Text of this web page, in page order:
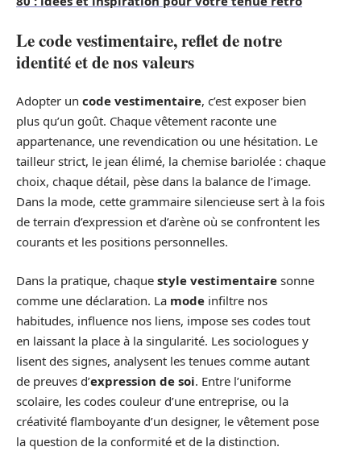
Le code vestimentaire, reflet de notre
identité et de nos valeurs
Adopter un code vestimentaire, c’est exposer bien
plus qu’un goût. Chaque vêtement raconte une
appartenance, une revendication ou une hésitation. Le
tailleur strict, le jean élimé, la chemise bariolée : chaque
choix, chaque détail, pèse dans la balance de l’image.
Dans la mode, cette grammaire silencieuse sert à la fois
de terrain d’expression et d’arène où se confrontent les
courants et les positions personnelles.
Dans la pratique, chaque style vestimentaire sonne
comme une déclaration. La mode infiltre nos
habitudes, influence nos liens, impose ses codes tout
en laissant la place à la singularité. Les sociologues y
lisent des signes, analysent les tenues comme autant
de preuves d’expression de soi. Entre l’uniforme
scolaire, les codes couleur d’une entreprise, ou la
créativité flamboyante d’un designer, le vêtement pose
la question de la conformité et de la distinction.